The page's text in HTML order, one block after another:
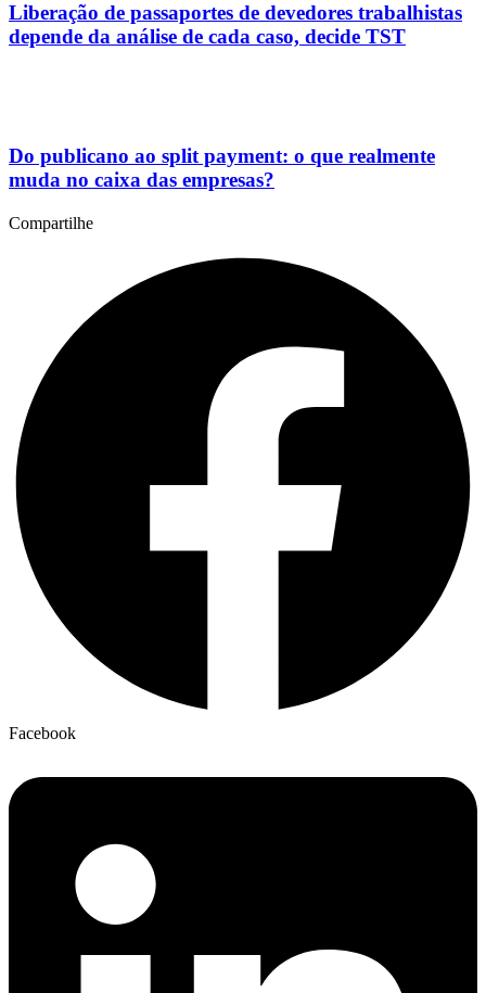
Liberação de passaportes de devedores trabalhistas
depende da análise de cada caso, decide TST
Do publicano ao split payment: o que realmente
muda no caixa das empresas?
Compartilhe
Facebook